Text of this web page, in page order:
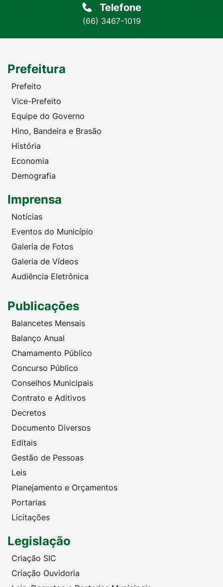
Telefone
(66) 3467-1019
Prefeitura
Prefeito
Vice-Prefeito
Equipe do Governo
Hino, Bandeira e Brasão
História
Economia
Demografia
Imprensa
Notícias
Eventos do Município
Galeria de Fotos
Galeria de Vídeos
Audiência Eletrônica
Publicações
Balancetes Mensais
Balanço Anual
Chamamento Público
Concurso Público
Conselhos Municipais
Contrato e Aditivos
Decretos
Documento Diversos
Editais
Gestão de Pessoas
Leis
Planejamento e Orçamentos
Portarias
Licitações
Legislação
Criação SIC
Criação Ouvidoria